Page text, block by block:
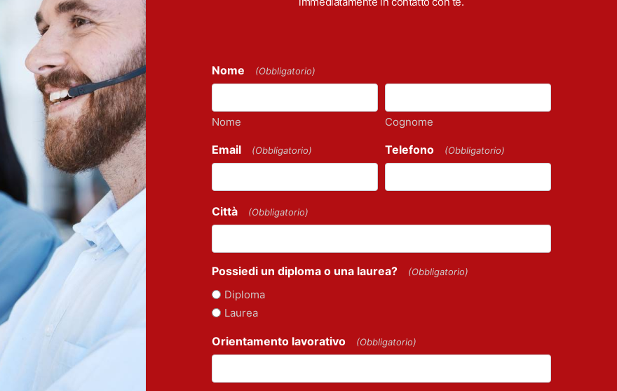
Nome (Obbligatorio)
Nome Cognome
Email (Obbligatorio) Telefono (Obbligatorio)
Città (Obbligatorio)
Possiedi un diploma o una laurea? (Obbligatorio)
Diploma
Laurea
Orientamento lavorativo (Obbligatorio)